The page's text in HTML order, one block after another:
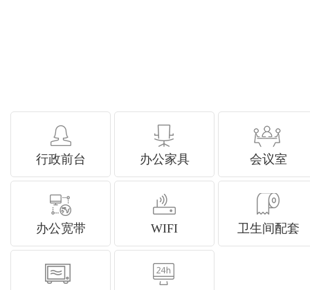
行政前台 办公家具 会议室
办公宽带 WIFI 卫生间配套